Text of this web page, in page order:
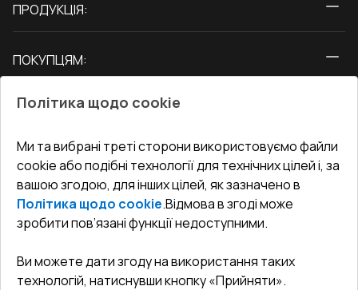
ПРОДУКЦІЯ:
Двері
ПОКУПЦЯМ:
Блог
Адреса гіпермаркета
Як правильно заміряти вікна
СЕРВІС ТА ОБЛУГОВУВАННЯ:
Доставка і Оплата
Гарантія та Сервіс
Повернення товару
Договір публічної оферти
КОНТАКТИ
Офіс:Україна, м. Вінниця, вул. Келецька 60 кв. 61
undefined(undefined)
Політика щодо cookie
Ми та вибрані треті сторони використовуємо файли
cookie або подібні технології для технічних цілей і, за
вашою згодою, для інших цілей, як зазначено в
Політика щодо cookie.Відмова в згоді може
зробити пов’язані функції недоступними.
Ви можете дати згоду на використання таких
технологій, натиснувши кнопку «Прийняти».